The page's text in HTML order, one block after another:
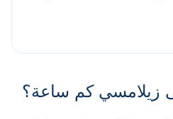
زيلامسي كم ساعة؟